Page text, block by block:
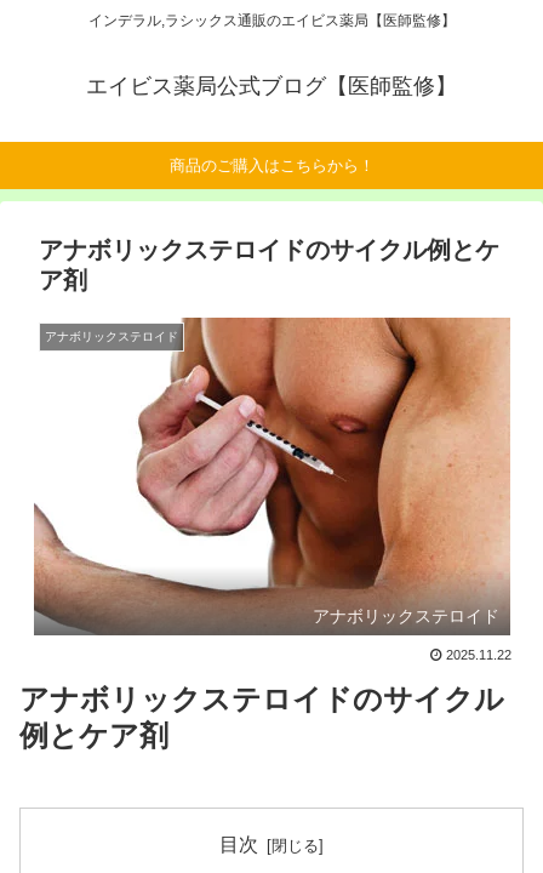
インデラル,ラシックス通販のエイビス薬局【医師監修】
エイビス薬局公式ブログ【医師監修】
商品のご購入はこちらから！
アナボリックステロイドのサイクル例とケ
ア剤
アナボリックステロイド
アナボリックステロイド
2025.11.22
アナボリックステロイドのサイクル
例とケア剤
目次